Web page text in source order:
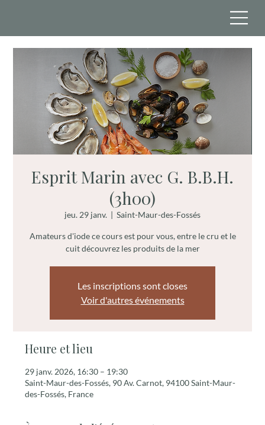
Esprit Marin avec G. B.B.H.
(3h00)
jeu. 29 janv.
  |
Saint-Maur-des-Fossés
Amateurs d'iode ce cours est pour vous, entre le cru et le
cuit découvrez les produits de la mer
Les inscriptions sont closes
Voir d'autres événements
Heure et lieu
29 janv. 2026, 16:30 – 19:30
Saint-Maur-des-Fossés, 90 Av. Carnot, 94100 Saint-Maur-
des-Fossés, France